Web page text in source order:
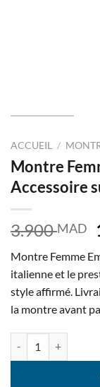
ACCUEIL /
Montre
Accessoire
3.900MAD
Montre Femme
italienne et le
style affirmé.
la montre avant